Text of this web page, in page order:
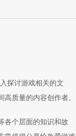
探讨游戏相关的文
质量的内容创作者。
各个层面的知识和故